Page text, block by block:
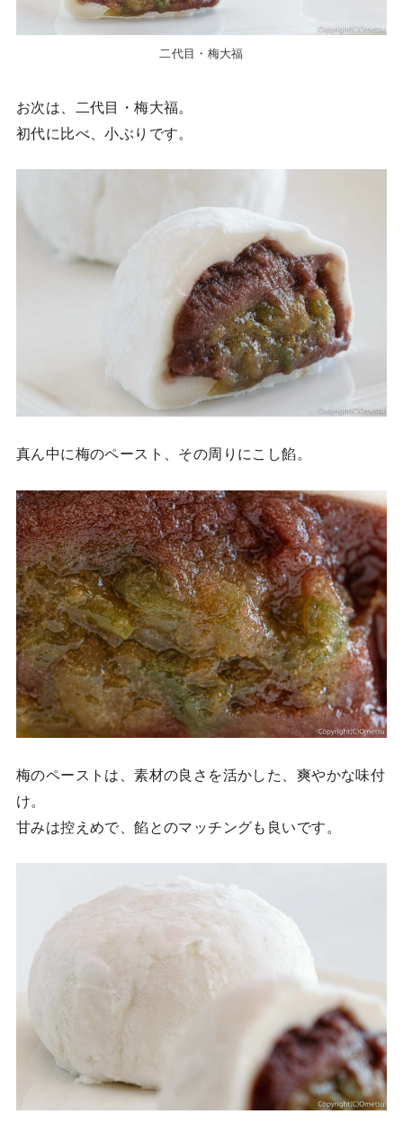
二代目・梅大福
お次は、二代目・梅大福。
初代に比べ、小ぶりです。
真ん中に梅のペースト、その周りにこし餡。
梅のペーストは、素材の良さを活かした、爽やかな味付
け。
甘みは控えめで、餡とのマッチングも良いです。